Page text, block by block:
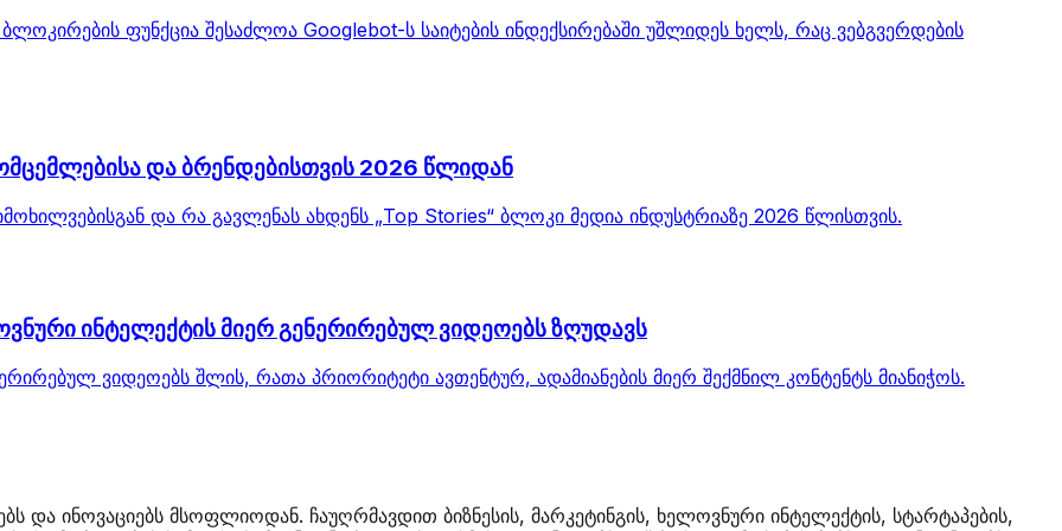
ფუნქცია შესაძლოა Googlebot-ს საიტების ინდექსირებაში უშლიდეს ხელს, რაც ვებგვერდების
და ბრენდებისთვის 2026 წლიდან
და რა გავლენას ახდენს „Top Stories“ ბლოკი მედია ინდუსტრიაზე 2026 წლისთვის.
ინტელექტის მიერ გენერირებულ ვიდეოებს ზღუდავს
ვიდეოებს შლის, რათა პრიორიტეტი ავთენტურ, ადამიანების მიერ შექმნილ კონტენტს მიანიჭოს.
და ინოვაციებს მსოფლიოდან. ჩაუღრმავდით ბიზნესის, მარკეტინგის, ხელოვნური ინტელექტის, სტარტაპების,